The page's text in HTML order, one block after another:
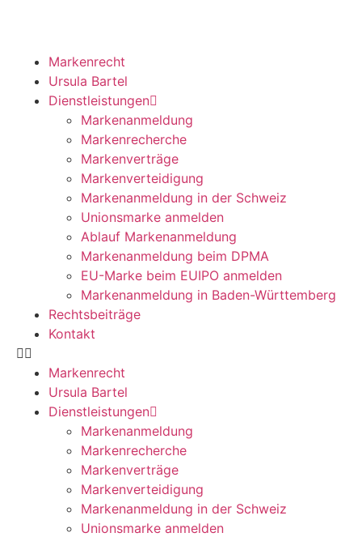
Markenrecht
Ursula Bartel
Dienstleistungen
Markenanmeldung
Markenrecherche
Markenverträge
Markenverteidigung
Markenanmeldung in der Schweiz
Unionsmarke anmelden
Ablauf Markenanmeldung
Markenanmeldung beim DPMA
EU-Marke beim EUIPO anmelden
Markenanmeldung in Baden-Württemberg
Rechtsbeiträge
Kontakt
Markenrecht
Ursula Bartel
Dienstleistungen
Markenanmeldung
Markenrecherche
Markenverträge
Markenverteidigung
Markenanmeldung in der Schweiz
Unionsmarke anmelden